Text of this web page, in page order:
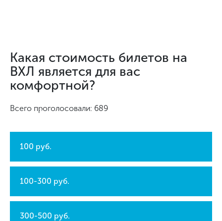
Какая стоимость билетов на
ВХЛ является для вас
комфортной?
Всего проголосовали: 689
100 руб.
100-300 руб.
300-500 руб.